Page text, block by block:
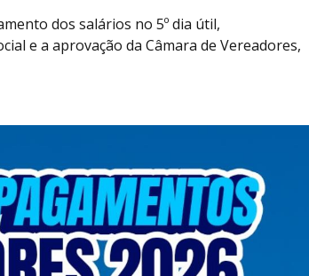
dos salários no 5º dia útil,
e a aprovação da Câmara de Vereadores,